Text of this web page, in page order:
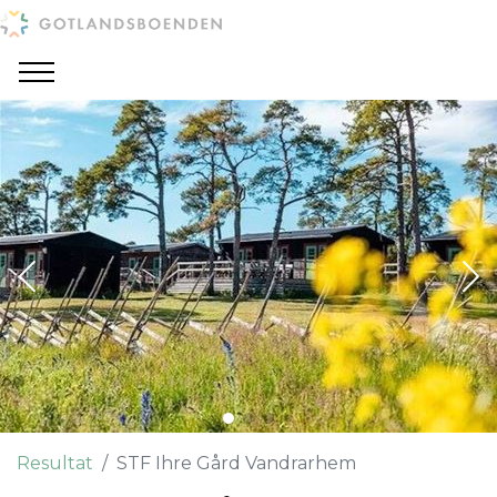
Resultat STF Ihre Gård Vandrarhem